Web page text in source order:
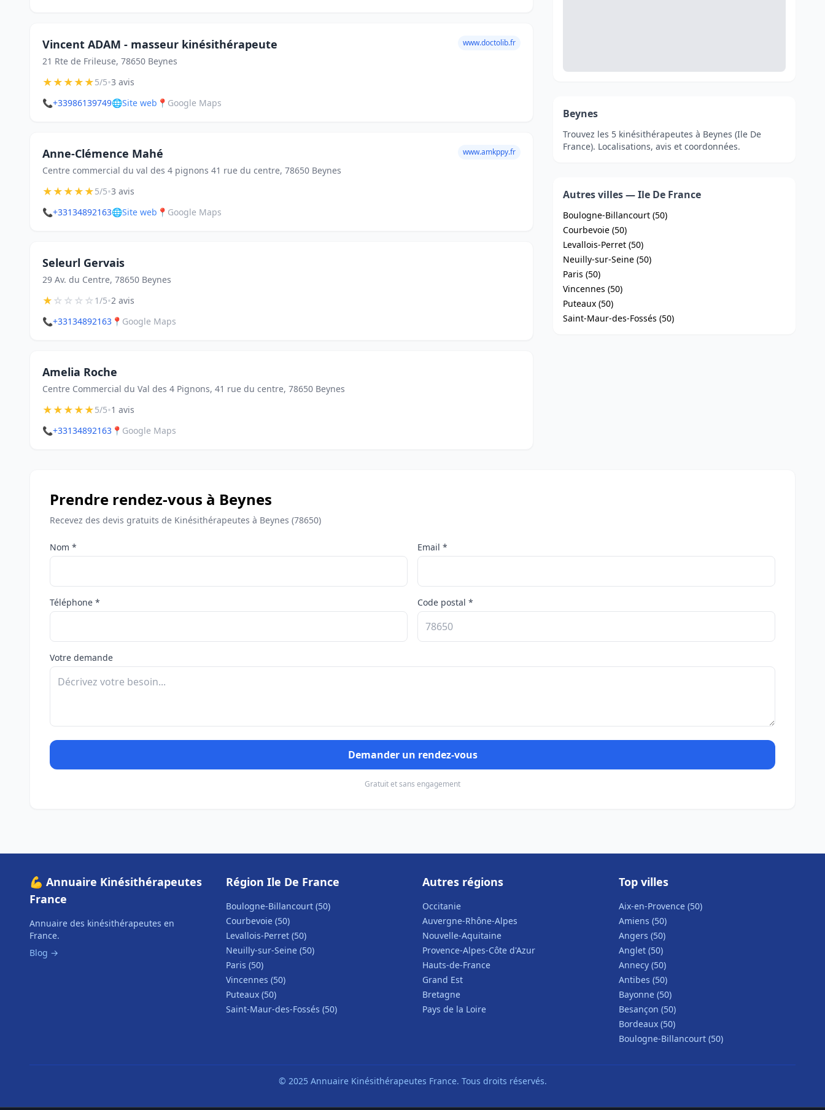
Vincent ADAM - masseur kinésithérapeute
21 Rte de Frileuse, 78650 Beynes
www.doctolib.fr
★★★★★5/5•3 avis
📞+33986139749🌐Site web 📍 Google Maps
Anne-Clémence Mahé
Centre commercial du val des 4 pignons 41 rue du centre, 78650 Beynes
www.amkppy.fr
★★★★★5/5•3 avis
📞+33134892163🌐Site web 📍 Google Maps
Seleurl Gervais
29 Av. du Centre, 78650 Beynes
★☆☆☆☆1/5•2 avis
📞+33134892163 📍 Google Maps
Amelia Roche
Centre Commercial du Val des 4 Pignons, 41 rue du centre, 78650 Beynes
★★★★★5/5•1 avis
📞+33134892163 📍 Google Maps
Beynes
Trouvez les 5 kinésithérapeutes à Beynes (Ile De
France). Localisations, avis et coordonnées.
Autres villes — Ile De France
Boulogne-Billancourt (50)
Courbevoie (50)
Levallois-Perret (50)
Neuilly-sur-Seine (50)
Paris (50)
Vincennes (50)
Puteaux (50)
Saint-Maur-des-Fossés (50)
Prendre rendez-vous à Beynes
Recevez des devis gratuits de Kinésithérapeutes à Beynes (78650)
Nom * Email *
Téléphone * Code postal *
Votre demande
Demander un rendez-vous
Gratuit et sans engagement
💪 Annuaire Kinésithérapeutes
France
Annuaire des kinésithérapeutes en
France.
Blog →
Région Ile De France
Boulogne-Billancourt (50)
Courbevoie (50)
Levallois-Perret (50)
Neuilly-sur-Seine (50)
Paris (50)
Vincennes (50)
Puteaux (50)
Saint-Maur-des-Fossés (50)
Autres régions
Occitanie
Auvergne-Rhône-Alpes
Nouvelle-Aquitaine
Provence-Alpes-Côte d'Azur
Hauts-de-France
Grand Est
Bretagne
Pays de la Loire
Top villes
Aix-en-Provence (50)
Amiens (50)
Angers (50)
Anglet (50)
Annecy (50)
Antibes (50)
Bayonne (50)
Besançon (50)
Bordeaux (50)
Boulogne-Billancourt (50)
© 2025 Annuaire Kinésithérapeutes France. Tous droits réservés.